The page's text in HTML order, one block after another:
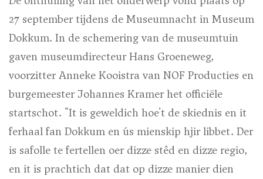
27 september tijdens de Museumnacht in Museum
Dokkum. In de schemering van de museumtuin
gaven museumdirecteur Hans Groeneweg,
voorzitter Anneke Kooistra van NOF Producties en
burgemeester Johannes Kramer het officiële
startschot. "It is geweldich hoe't de skiednis en it
ferhaal fan Dokkum en ús mienskip hjir libbet. Der
is safolle te fertellen oer dizze stêd en dizze regio,
en it is prachtich dat dat op dizze manier dien